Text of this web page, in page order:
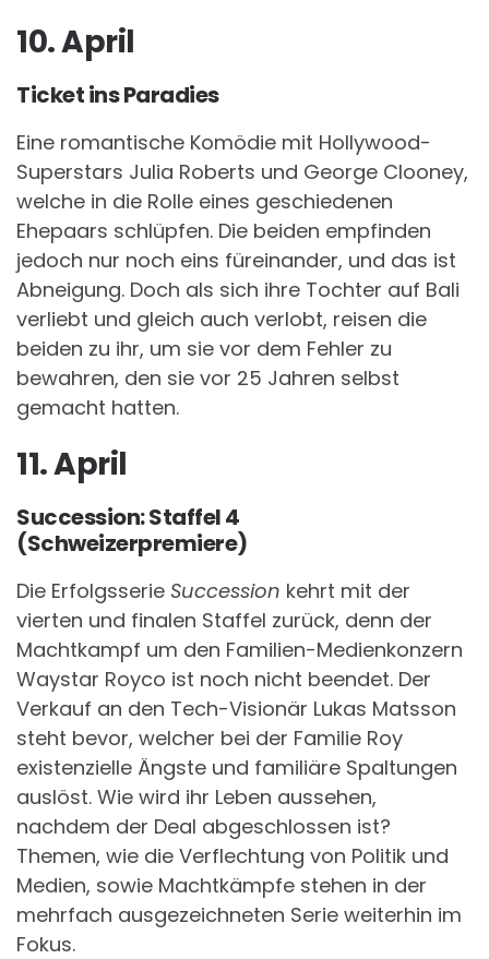
10. April
Ticket ins Paradies
Eine romantische Komödie mit Hollywood-
Superstars Julia Roberts und George Clooney,
welche in die Rolle eines geschiedenen
Ehepaars schlüpfen. Die beiden empfinden
jedoch nur noch eins füreinander, und das ist
Abneigung. Doch als sich ihre Tochter auf Bali
verliebt und gleich auch verlobt, reisen die
beiden zu ihr, um sie vor dem Fehler zu
bewahren, den sie vor 25 Jahren selbst
gemacht hatten.
11. April
Succession: Staffel 4
(Schweizerpremiere)
Die Erfolgsserie Succession kehrt mit der
vierten und finalen Staffel zurück, denn der
Machtkampf um den Familien-Medienkonzern
Waystar Royco ist noch nicht beendet. Der
Verkauf an den Tech-Visionär Lukas Matsson
steht bevor, welcher bei der Familie Roy
existenzielle Ängste und familiäre Spaltungen
auslöst. Wie wird ihr Leben aussehen,
nachdem der Deal abgeschlossen ist?
Themen, wie die Verflechtung von Politik und
Medien, sowie Machtkämpfe stehen in der
mehrfach ausgezeichneten Serie weiterhin im
Fokus.